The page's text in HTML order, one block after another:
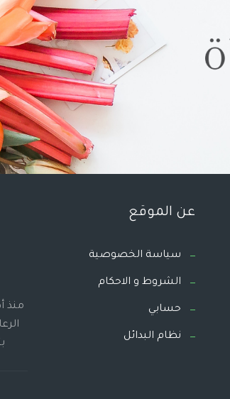
عن الموقع
سياسة الخصوصية
الشروط و الاحكام
حسابي
نظام البدائل